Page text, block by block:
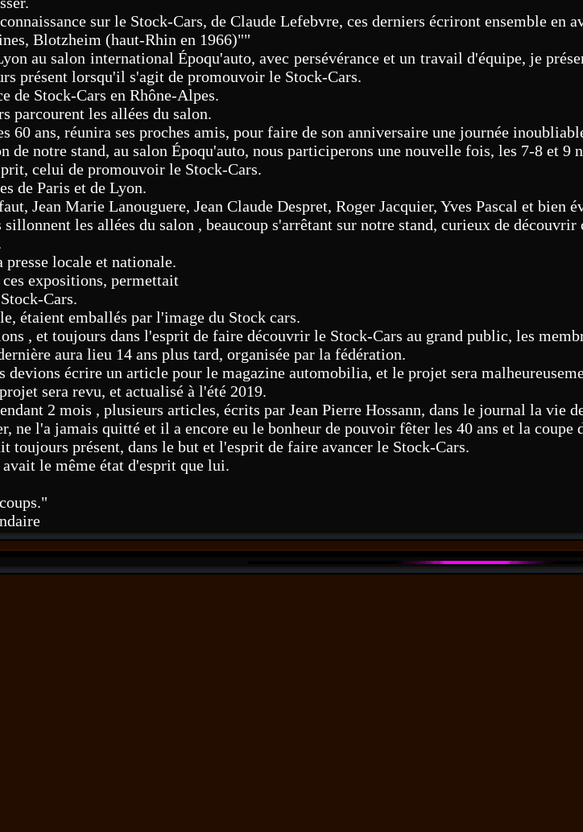
sur le Stock-Cars, de Claude Lefebvre, ces derniers écriront ensemble en
Blotzheim (haut-Rhin en 1966)""
au salon international Époqu'auto, avec persévérance et un travail d'équipe, je
présent lorsqu'il s'agit de promouvoir le Stock-Cars.
de Stock-Cars en Rhône-Alpes.
parcourent les allées du salon.
60 ans, réunira ses proches amis, pour faire de son anniversaire une journée
de notre stand, au salon Époqu'auto, nous participerons une nouvelle fois, les 7-8 et 9
celui de promouvoir le Stock-Cars.
de Paris et de Lyon.
Jean Marie Lanouguere, Jean Claude Despret, Roger Jacquier, Yves Pascal et bien
les allées du salon , beaucoup s'arrêtant sur notre stand, curieux de
locale et nationale.
expositions, permettait
Cars.
étaient emballés par l'image du Stock cars.
, et toujours dans l'esprit de faire découvrir le Stock-Cars au grand public, les
aura lieu 14 ans plus tard, organisée par la fédération.
devions écrire un article pour le magazine automobilia, et le projet sera
sera revu, et actualisé à l'été 2019.
2 mois , plusieurs articles, écrits par Jean Pierre Hossann, dans le journal la vie
ne l'a jamais quitté et il a encore eu le bonheur de pouvoir fêter les 40 ans et la coupe
toujours présent, dans le but et l'esprit de faire avancer le Stock-Cars.
le même état d'esprit que lui.